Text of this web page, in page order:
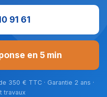
91 61
en 5 min
350 € TTC · Garantie 2 ans ·
travaux